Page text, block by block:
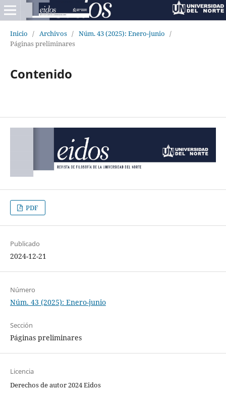
Inicio / Archivos / Núm. 43 (2025): Enero-junio /
Páginas preliminares
Contenido
PDF
Publicado
2024-12-21
Número
Núm. 43 (2025): Enero-junio
Sección
Páginas preliminares
Licencia
Derechos de autor 2024 Eidos